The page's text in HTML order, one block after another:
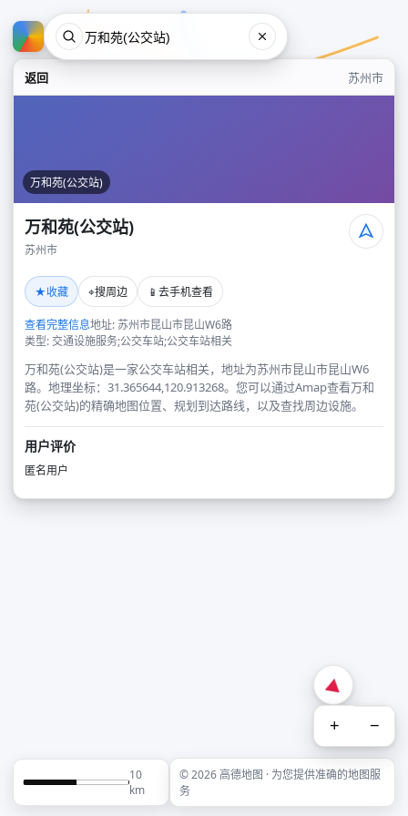
返回 苏州市
万和苑(公交站)
万和苑(公交站)
苏州市
★收藏 ⌖搜周边 📱 去手机查看
查看完整信息地址: 苏州市昆山市昆山W6路
类型: 交通设施服务;公交车站;公交车站相关
万和苑(公交站)是一家公交车站相关，地址为苏州市昆山市昆山W6
路。地理坐标：31.365644,120.913268。您可以通过Amap查看万和
苑(公交站)的精确地图位置、规划到达路线，以及查找周边设施。
用户评价
匿名用户
+ −
10
km
© 2026 高德地图 · 为您提供准确的地图服
务